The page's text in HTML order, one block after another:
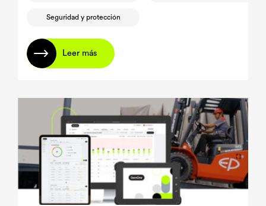
Seguridad y protección
Leer más